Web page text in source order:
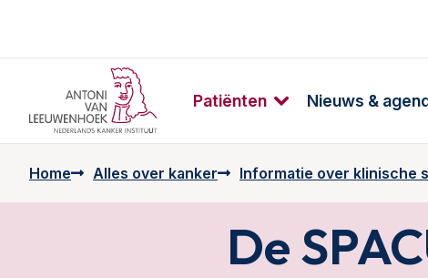
Patiënten Nieuws &
Home Alles over kanker Informatie over klinische
De